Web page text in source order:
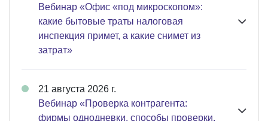
Вебинар «Офис «под микроскопом»:
какие бытовые траты налоговая
инспекция примет, а какие снимет из
затрат»
21 августа 2026 г.
Вебинар «Проверка контрагента:
фирмы однодневки, способы проверки,